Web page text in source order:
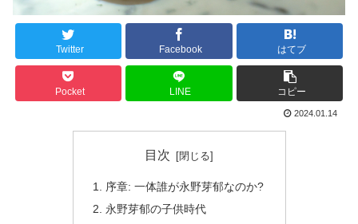
Twitter Facebook はてブ
Pocket LINE コピー
2024.01.14
目次
序章: 一体誰が永野芽郁なのか?
永野芽郁の子供時代